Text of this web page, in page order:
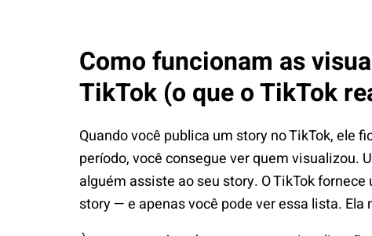
Como funcionam as
TikTok (o que o TikTok
Quando você publica um story no TikTok, ele
período, você consegue ver quem visualizou.
alguém assiste ao seu story. O TikTok
story — e apenas você pode ver essa lista. Ela